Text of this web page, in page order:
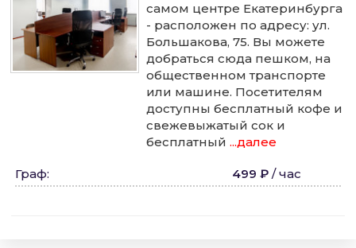
самом центре Екатеринбурга
- расположен по адресу: ул.
Большакова, 75. Вы можете
добраться сюда пешком, на
общественном транспорте
или машине. Посетителям
доступны бесплатный кофе и
свежевыжатый сок и
бесплатный ...далее
Граф: 499 ₽ / час